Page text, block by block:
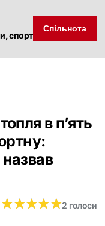
спорт
Спільнота
в п’ять
★★★★★
★★★★★2 голоси